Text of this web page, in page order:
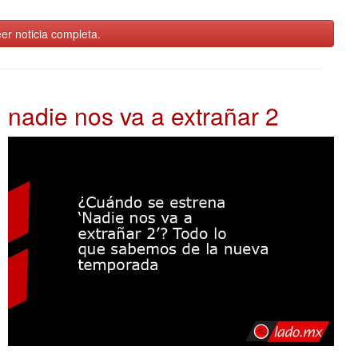
noticia completa.
nadie nos va a extrañar 2